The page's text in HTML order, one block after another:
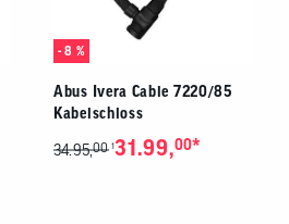
- 8 %
Abus Ivera Cable 7220/85
Kabelschloss
34.95,00 131.99,00*